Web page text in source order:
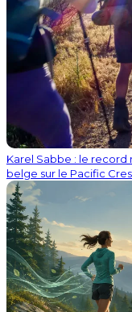
Karel Sabbe : le
belge sur le Pacific